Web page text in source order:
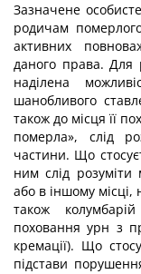
Зазначене
родичам
активних
даного права. Для
наділена
шанобливого
також до місця її
померла», слід
частини. Що
ним слід розуміти
або в іншому місці,
також
поховання урн з
кремації). Що
підстави